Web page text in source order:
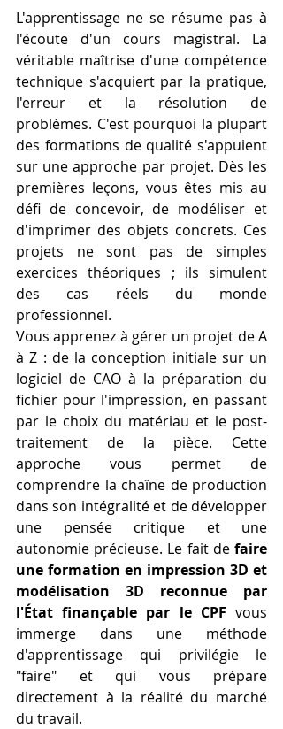
L'apprentissage ne se résume pas à
l'écoute d'un cours magistral. La
véritable maîtrise d'une compétence
technique s'acquiert par la pratique,
l'erreur et la résolution de
problèmes. C'est pourquoi la plupart
des formations de qualité s'appuient
sur une approche par projet. Dès les
premières leçons, vous êtes mis au
défi de concevoir, de modéliser et
d'imprimer des objets concrets. Ces
projets ne sont pas de simples
exercices théoriques ; ils simulent
des cas réels du monde
professionnel.
Vous apprenez à gérer un projet de A
à Z : de la conception initiale sur un
logiciel de CAO à la préparation du
fichier pour l'impression, en passant
par le choix du matériau et le post-
traitement de la pièce. Cette
approche vous permet de
comprendre la chaîne de production
dans son intégralité et de développer
une pensée critique et une
autonomie précieuse. Le fait de faire
une formation en impression 3D et
modélisation 3D reconnue par
l'État finançable par le CPF vous
immerge dans une méthode
d'apprentissage qui privilégie le
"faire" et qui vous prépare
directement à la réalité du marché
du travail.